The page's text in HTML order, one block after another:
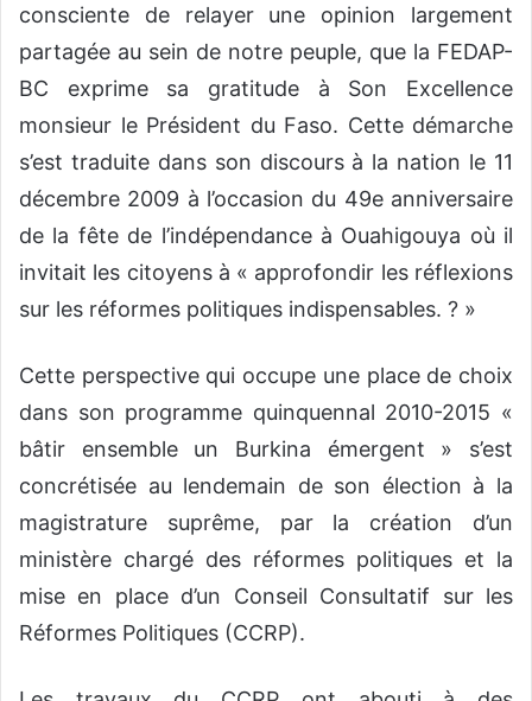
consciente de relayer une opinion largement
partagée au sein de notre peuple, que la FEDAP-
BC exprime sa gratitude à Son Excellence
monsieur le Président du Faso. Cette démarche
s’est traduite dans son discours à la nation le 11
décembre 2009 à l’occasion du 49e anniversaire
de la fête de l’indépendance à Ouahigouya où il
invitait les citoyens à « approfondir les réflexions
sur les réformes politiques indispensables. ? »
Cette perspective qui occupe une place de choix
dans son programme quinquennal 2010-2015 «
bâtir ensemble un Burkina émergent » s’est
concrétisée au lendemain de son élection à la
magistrature suprême, par la création d’un
ministère chargé des réformes politiques et la
mise en place d’un Conseil Consultatif sur les
Réformes Politiques (CCRP).